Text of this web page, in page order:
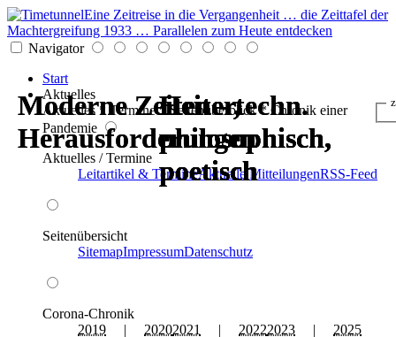
Eine Zeitreise in die Vergangenheit … die Zeittafel der
Machtergreifung 1933 … Parallelen zum Heute entdecken
Navigator
Start
Aktuelles
Aktuelles * Termine * Seitenüberblick * Chronik einer
Pandemie
Aktuelles / Termine
Leitartikel & TermineAktuelle MitteilungenRSS-Feed
Seitenübersicht
SitemapImpressumDatenschutz
Corona-Chronik
2019 | 20202021 | 20222023 | 2025
Heiter,
philosophisch,
poetisch
Moderne Zeiten - techn.
Herausforderungen
Heiter,
philosophisch,
poetisch
Heiter,
philosophisch,
poetisch
Moderne Zeiten - techn.
Herausforderungen
Heiter,
philosophisch,
poetisch